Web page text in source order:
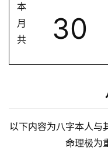
本
月
共
30
以下内容为八字本人与
命理极为